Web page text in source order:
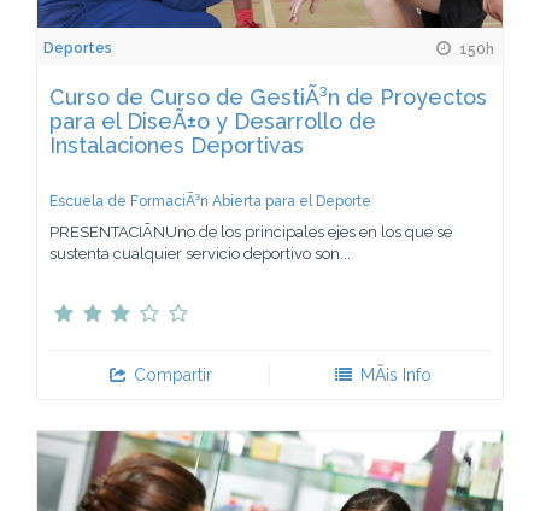
Deportes 150h
Curso de Curso de GestiÃ³n de Proyectos
para el DiseÃ±o y Desarrollo de
Instalaciones Deportivas
Escuela de FormaciÃ³n Abierta para el Deporte
PRESENTACIÃNUno de los principales ejes en los que se
sustenta cualquier servicio deportivo son...
Compartir MÃ¡s Info